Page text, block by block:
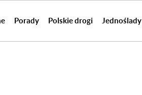
Porady Polskie drogi Jednoślady